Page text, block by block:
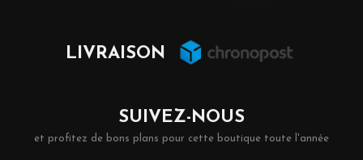
LIVRAISON
SUIVEZ-NOUS
et profitez de bons plans pour cette boutique toute l'année